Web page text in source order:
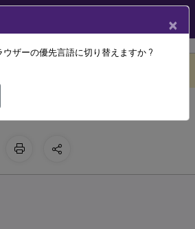
へのアクセスを構成す
×
ザーの優先言語に切り替えますか ?